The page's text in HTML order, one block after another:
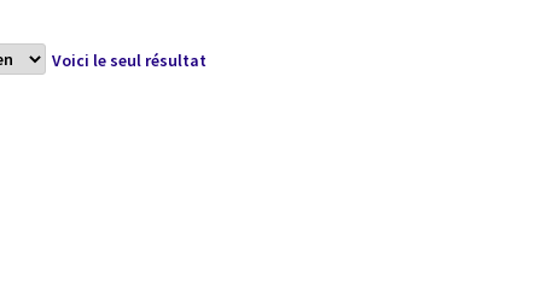
Voici le seul résultat